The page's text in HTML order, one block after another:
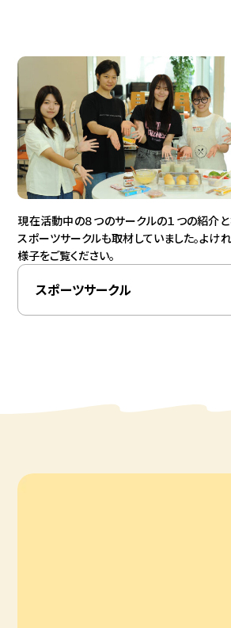
現在活動中の８つのサークルの１つの紹介
スポーツサークルも取材していました。よけ
様子をご覧ください。
スポーツサークル